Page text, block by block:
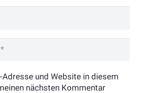
Adresse und Website in diesem
nächsten Kommentar